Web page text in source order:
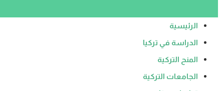
الرئيسية
الدراسة في تركيا
المنح التركية
الجامعات التركية